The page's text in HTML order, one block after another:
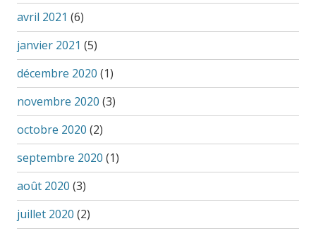
avril 2021 (6)
janvier 2021 (5)
décembre 2020 (1)
novembre 2020 (3)
octobre 2020 (2)
septembre 2020 (1)
août 2020 (3)
juillet 2020 (2)